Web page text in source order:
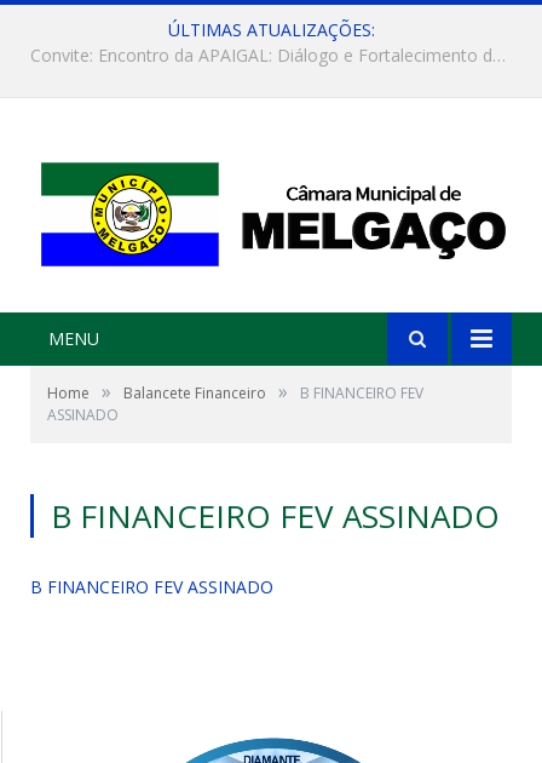
ÚLTIMAS ATUALIZAÇÕES:
Convite: Encontro da APAIGAL: Diálogo e Fortalecimento da Agricultura Familiar
MENU
Home » Balancete Financeiro »
B FINANCEIRO FEV
ASSINADO
B FINANCEIRO FEV ASSINADO
B FINANCEIRO FEV ASSINADO